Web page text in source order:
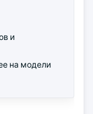
и
на модели